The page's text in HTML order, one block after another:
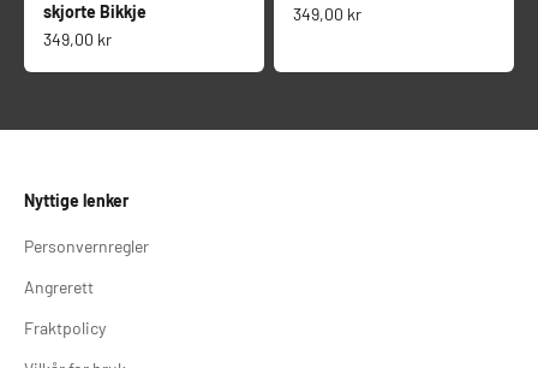
skjorte Bikkje
Salgspris
349,00 kr
Salgspris
349,00 kr
Nyttige lenker
Personvernregler
Angrerett
Fraktpolicy